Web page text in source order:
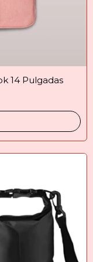
14 Pulgadas